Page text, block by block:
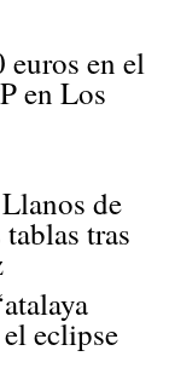
euros en el
en Los
de
tras
eclipse